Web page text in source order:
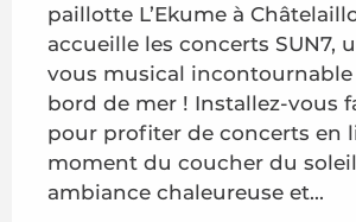
paillotte L’Ekume à
accueille les concerts SUN7,
vous musical incontournable
bord de mer ! Installez-vous
pour profiter de concerts en
moment du coucher du
ambiance chaleureuse et...